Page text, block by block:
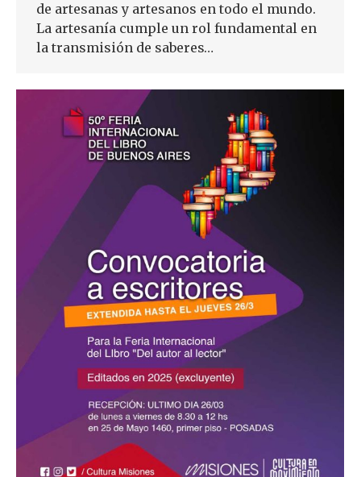
de artesanas y artesanos en todo el mundo.
La artesanía cumple un rol fundamental en
la transmisión de saberes…